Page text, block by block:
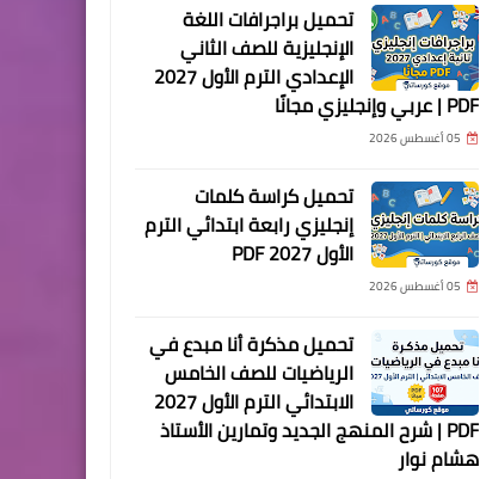
تحميل براجرافات اللغة
الإنجليزية للصف الثاني
الإعدادي الترم الأول 2027
PDF | عربي وإنجليزي مجانًا
05 أغسطس 2026
تحميل كراسة كلمات
إنجليزي رابعة ابتدائي الترم
الأول 2027 PDF
05 أغسطس 2026
تحميل مذكرة أنا مبدع في
الرياضيات للصف الخامس
الابتدائي الترم الأول 2027
PDF | شرح المنهج الجديد وتمارين الأستاذ
هشام نوار